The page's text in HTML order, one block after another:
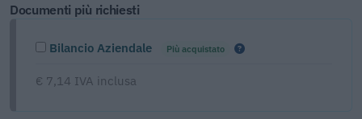
Documenti più richiesti
Bilancio Aziendale Più acquistato
€ 7,14 IVA inclusa